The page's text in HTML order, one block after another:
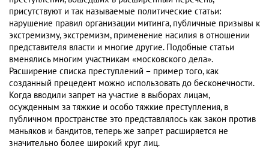
присутствуют и так называемые политические статьи:
нарушение правил организации митинга, публичные призывы к
экстремизму, экстремизм, применение насилия в отношении
представителя власти и многие другие. Подобные статьи
вменялись многим участникам «московского дела».
Расширение списка преступлений – пример того, как
созданный прецедент можно использовать до бесконечности.
Когда вводили запрет на участие в выборах лицам,
осужденным за тяжкие и особо тяжкие преступления, в
публичном пространстве это представлялось как закон против
маньяков и бандитов, теперь же запрет расширяется не
значительно более широкий круг лиц.